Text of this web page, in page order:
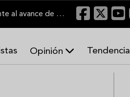
"Un viñedo bien labrado actúa como barrera frente al avance de las llamas"
Opinión